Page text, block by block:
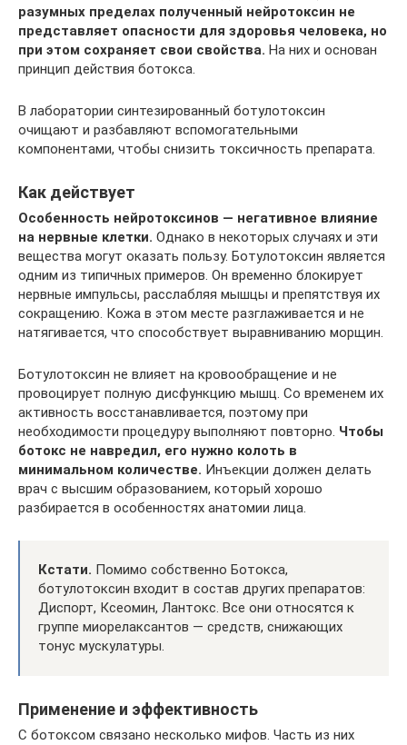
разумных пределах полученный нейротоксин не
представляет опасности для здоровья человека, но
при этом сохраняет свои свойства. На них и основан
принцип действия ботокса.
В лаборатории синтезированный ботулотоксин
очищают и разбавляют вспомогательными
компонентами, чтобы снизить токсичность препарата.
Как действует
Особенность нейротоксинов — негативное влияние
на нервные клетки. Однако в некоторых случаях и эти
вещества могут оказать пользу. Ботулотоксин является
одним из типичных примеров. Он временно блокирует
нервные импульсы, расслабляя мышцы и препятствуя их
сокращению. Кожа в этом месте разглаживается и не
натягивается, что способствует выравниванию морщин.
Ботулотоксин не влияет на кровообращение и не
провоцирует полную дисфункцию мышц. Со временем их
активность восстанавливается, поэтому при
необходимости процедуру выполняют повторно. Чтобы
ботокс не навредил, его нужно колоть в
минимальном количестве. Инъекции должен делать
врач с высшим образованием, который хорошо
разбирается в особенностях анатомии лица.
Кстати. Помимо собственно Ботокса,
ботулотоксин входит в состав других препаратов:
Диспорт, Ксеомин, Лантокс. Все они относятся к
группе миорелаксантов — средств, снижающих
тонус мускулатуры.
Применение и эффективность
С ботоксом связано несколько мифов. Часть из них